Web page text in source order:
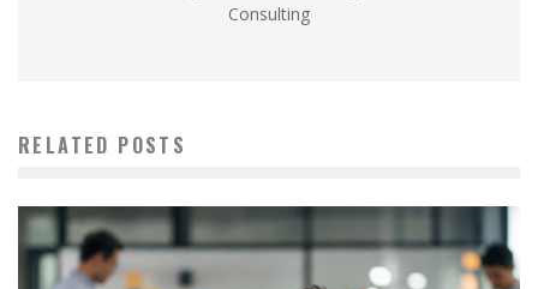
Consulting
RELATED POSTS